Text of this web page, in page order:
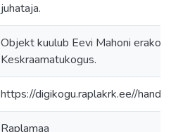
juhataja.
Objekt kuulub Eevi Mahoni
Keskraamatukogus.
https://digikogu.raplakrk.ee//
Raplamaa